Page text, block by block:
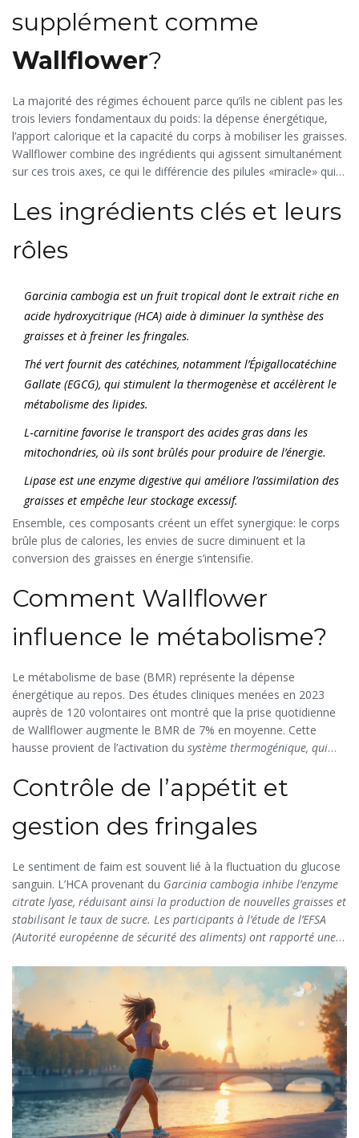
supplément comme
Wallflower?
La majorité des régimes échouent parce qu’ils ne ciblent pas les
trois leviers fondamentaux du poids: la dépense énergétique,
l’apport calorique et la capacité du corps à mobiliser les graisses.
Wallflower combine des ingrédients qui agissent simultanément
sur ces trois axes, ce qui le différencie des pilules «miracle» qui
Les ingrédients clés et leurs
rôles
Garcinia cambogia est un fruit tropical dont le extrait riche en
acide hydroxycitrique (HCA) aide à diminuer la synthèse des
graisses et à freiner les fringales.
Thé vert fournit des catéchines, notamment l’Épigallocatéchine
Gallate (EGCG), qui stimulent la thermogenèse et accélèrent le
métabolisme des lipides.
L‑carnitine favorise le transport des acides gras dans les
mitochondries, où ils sont brûlés pour produire de l’énergie.
Lipase est une enzyme digestive qui améliore l’assimilation des
graisses et empêche leur stockage excessif.
Ensemble, ces composants créent un effet synergique: le corps
brûle plus de calories, les envies de sucre diminuent et la
conversion des graisses en énergie s’intensifie.
Comment Wallflower
influence le métabolisme?
Le métabolisme de base (BMR) représente la dépense
énergétique au repos. Des études cliniques menées en 2023
auprès de 120 volontaires ont montré que la prise quotidienne
de Wallflower augmente le BMR de 7% en moyenne. Cette
hausse provient de l’activation du système thermogénique, qui
dépensez plus de calories même en regardant la télé.
Contrôle de l’appétit et
gestion des fringales
Le sentiment de faim est souvent lié à la fluctuation du glucose
sanguin. L’HCA provenant du Garcinia cambogia inhibe l’enzyme
citrate lyase, réduisant ainsi la production de nouvelles graisses et
stabilisant le taux de sucre. Les participants à l’étude de l’EFSA
(Autorité européenne de sécurité des aliments) ont rapporté une
d’utilisation.